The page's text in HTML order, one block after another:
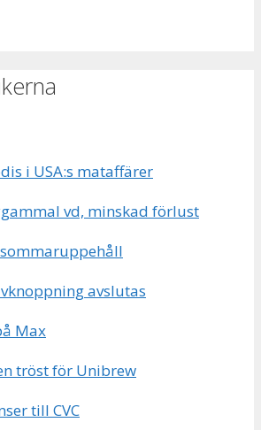
i USA:s mataffärer
vd, minskad förlust
avslutas
Max
tröst för Unibrew
till CVC